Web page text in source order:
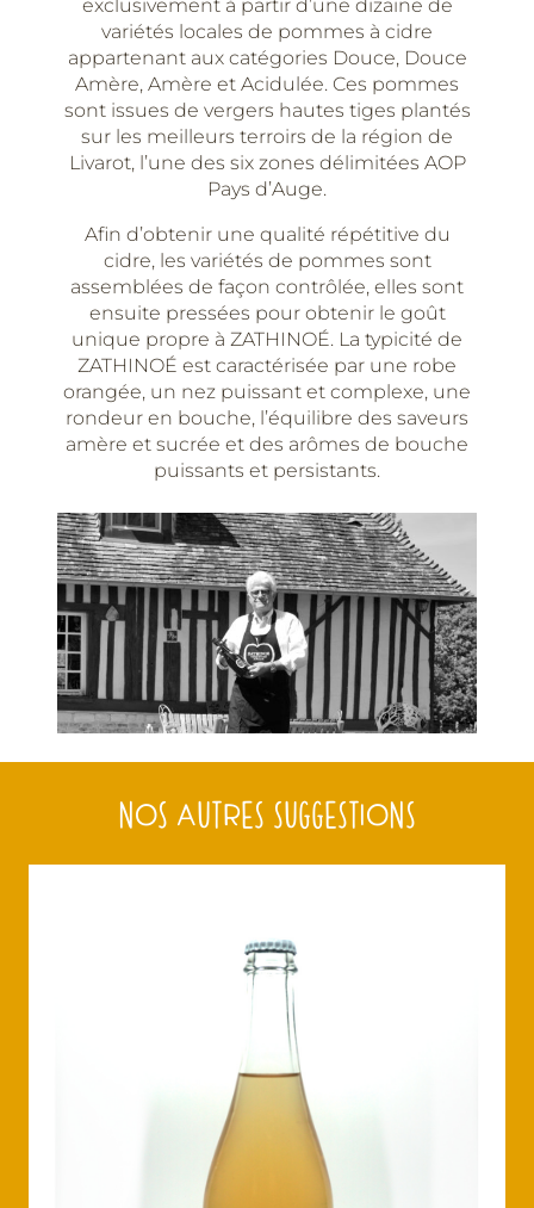
exclusivement à partir d’une dizaine de
variétés locales de pommes à cidre
appartenant aux catégories Douce, Douce
Amère, Amère et Acidulée. Ces pommes
sont issues de vergers hautes tiges plantés
sur les meilleurs terroirs de la région de
Livarot, l’une des six zones délimitées AOP
Pays d’Auge.
Afin d’obtenir une qualité répétitive du
cidre, les variétés de pommes sont
assemblées de façon contrôlée, elles sont
ensuite pressées pour obtenir le goût
unique propre à ZATHINOÉ. La typicité de
ZATHINOÉ est caractérisée par une robe
orangée, un nez puissant et complexe, une
rondeur en bouche, l’équilibre des saveurs
amère et sucrée et des arômes de bouche
puissants et persistants.
NOS AUTRES SUGGESTIONS